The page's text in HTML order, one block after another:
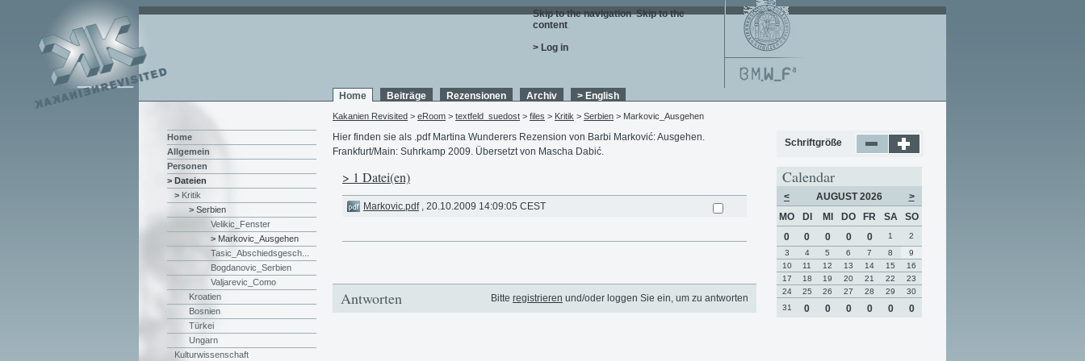
Skip to the navigation. Skip to the
content.
> Log in
Home Beiträge Rezensionen Archiv > English
Kakanien Revisited > eRoom > textfeld_suedost > files > Kritik > Serbien > Markovic_Ausgehen
Hier finden sie als .pdf Martina Wunderers Rezension von Barbi Marković: Ausgehen.
Frankfurt/Main: Suhrkamp 2009. Übersetzt von Mascha Dabić.
> 1 Datei(en)
Markovic.pdf, 20.10.2009 14:09:05 CEST
Bitte registrieren und/oder loggen Sie ein, um zu antworten
Antworten
Home
Allgemein
Personen
> Dateien
> Kritik
> Serbien
Velikic_Fenster
> Markovic_Ausgehen
Tasic_Abschiedsgesch...
Bogdanovic_Serbien
Valjarevic_Como
Kroatien
Bosnien
Türkei
Ungarn
Kulturwissenschaft
Schriftgröße
Calendar
< AUGUST 2026
>
MO
DI MI DO FR SA
SO
0
0 0 0 0 1
2
3
4 5 6 7 8
9
10
11 12 13 14 15
16
17
18 19 20 21 22
23
24
25 26 27 28 29
30
31
0 0 0 0 0 0